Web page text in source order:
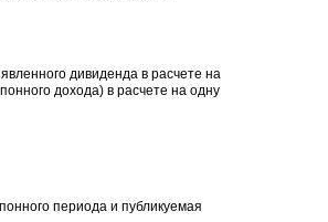
дивиденда в расчете на
дохода) в расчете на одну
периода и публикуемая